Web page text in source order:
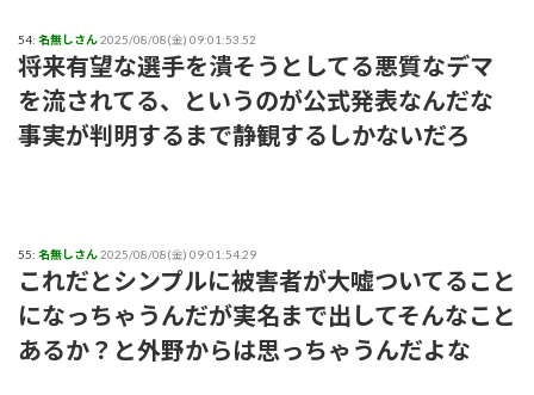
54: 名無しさん2025/08/08(金) 09:01:53.52
将来有望な選手を潰そうとしてる悪質なデマ
を流されてる、というのが公式発表なんだな
事実が判明するまで静観するしかないだろ
55: 名無しさん2025/08/08(金) 09:01:54.29
これだとシンプルに被害者が大嘘ついてること
になっちゃうんだが実名まで出してそんなこと
あるか？と外野からは思っちゃうんだよな